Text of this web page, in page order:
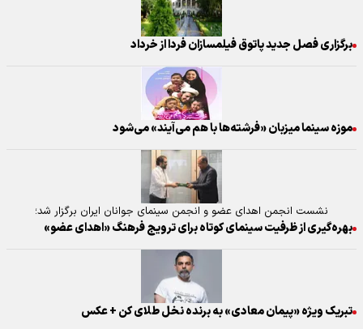
برگزاری فصل جدید پاتوق فیلمسازان فردا از خرداد
موزه سینما میزبان «فرشته‌ها با هم می‌آیند» می‌شود
نشست انجمن اهدای عضو و انجمن سینمای جوانان ایران برگزار شد؛
بهره‌گیری از ظرفیت سینمای کوتاه برای ترویج فرهنگ «اهدای عضو»
تبریک ویژه «پیمان معادی» به برنده نخل طلای کن + عکس